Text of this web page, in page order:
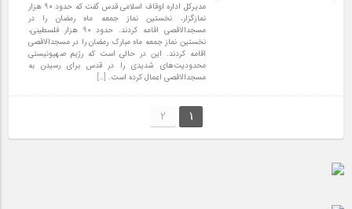
مدیرکل اداره اوقاف اسلامی قدس گفت که حدود ۹۰ هزار
نمازگزار، نخستین نماز جمعه ماه رمضان را در
مسجدالاقصی اقامه کردند. حدود ۹۰ هزار فلسطینی،
نخستین نماز جمعه ماه مبارک رمضان را در مسجدالاقصی
اقامه کردند. این در حالی است که رژیم صهیونیستی
محدودیت‌های شدیدی را در قدس برای رسیدن به
مسجدالاقصی اعمال کرده است. […]
1
2